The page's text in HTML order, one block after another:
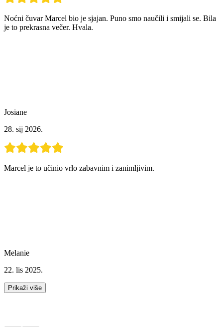
Noćni čuvar Marcel bio je sjajan. Puno smo naučili i smijali se. Bila
je to prekrasna večer. Hvala.
Josiane
28. sij 2026.
Marcel je to učinio vrlo zabavnim i zanimljivim.
Melanie
22. lis 2025.
Prikaži više